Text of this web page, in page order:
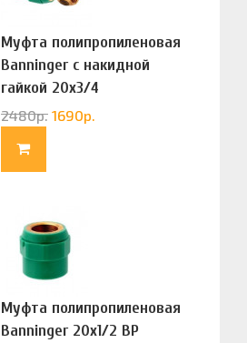
Муфта полипропиленовая
Banninger с накидной
гайкой 20х3/4
(G83322020)
2480р. 1690р.
Муфта полипропиленовая
Banninger 20х1/2 ВР